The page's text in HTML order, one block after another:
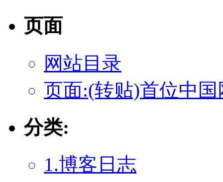
页面
网站目录
页面:(转贴)首位中
分类:
1.博客日志